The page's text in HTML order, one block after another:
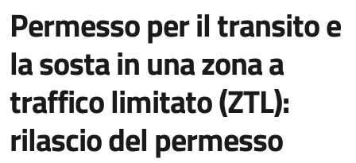
Permesso per il transito e
la sosta in una zona a
traffico limitato (ZTL):
rilascio del permesso